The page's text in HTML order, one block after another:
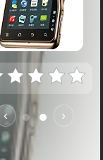
‹
›